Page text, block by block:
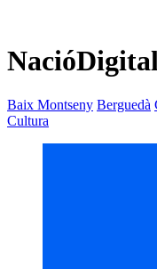
Baix Montseny Berguedà
Cultura